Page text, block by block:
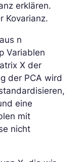
erklären.
Kovarianz.
n
Variablen
X der
der PCA wird
eine
mit
nicht